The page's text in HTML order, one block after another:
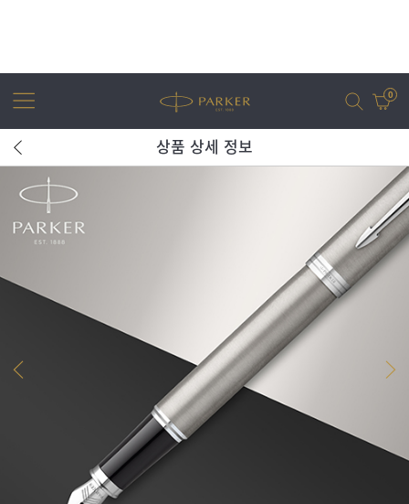
0
조터
상품 상세 정보